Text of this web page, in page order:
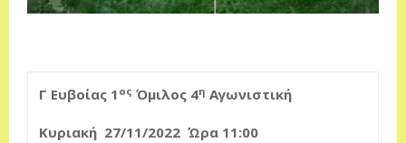
Γ Ευβοίας 1 ος Όμιλος 4η Αγωνιστική
Κυριακή 27/11/2022 Ώρα 11:00